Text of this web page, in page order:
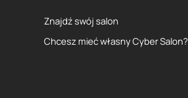
Znajdź swój salon
Chcesz mieć własny Cyber Salon?